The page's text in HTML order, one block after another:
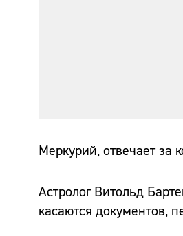
Меркурий, отвечает за
Астролог Витольд
касаются документов,